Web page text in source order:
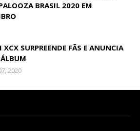
BRASIL 2020 EM
XCX SURPREENDE FÃS E ANUNCIA
2020